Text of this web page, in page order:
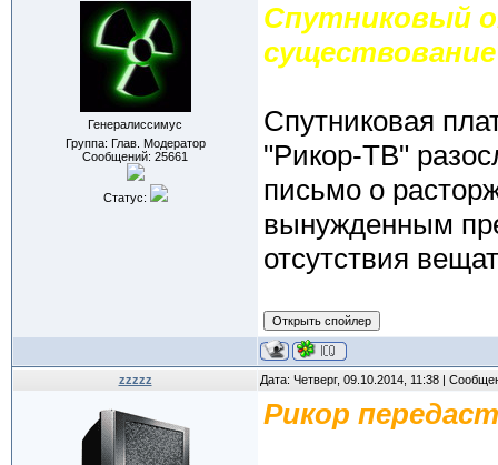
Генералиссимус
Группа: Глав. Модератор
Сообщений: 25661
Статус:
Спутниковый
Спутниковая
"Рикор-ТВ"
письмо о
вынужденным
отсутствия
zzzzz Дата: Четверг, 09.10.2014, 11:38 |
Рикор